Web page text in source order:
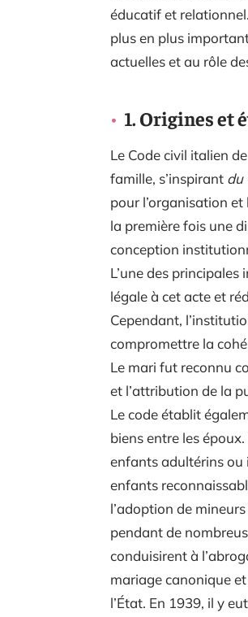
éducatif et
plus en plus
actuelles et au rôle
1. Origines et
Le Code civil italien
famille, s’inspirant du
pour l’organisation et
la première fois une
conception
L’une des
légale à cet acte et
Cependant,
compromettre la
Le mari fut reconnu
et l’attribution de la
Le code établit
biens entre les
enfants adultérins ou
enfants
l’adoption de
pendant de
conduisirent à
mariage canonique
l’État. En 1939, il y